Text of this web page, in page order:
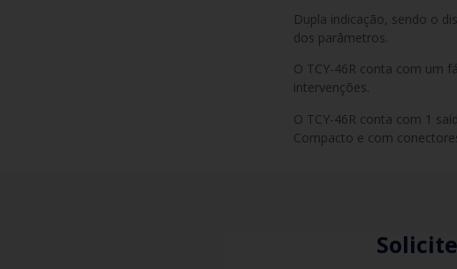
Dupla indicação, sendo o
dos parâmetros.
O TCY-46R conta com um
intervenções.
O TCY-46R conta com 1
Compacto e com